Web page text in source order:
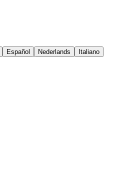
Español Nederlands
Italiano